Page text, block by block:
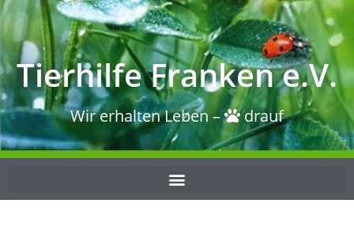
Tierhilfe Franken e.V.
Wir erhalten Leben – drauf